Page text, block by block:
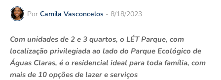
Por Camila Vasconcelos - 8/18/2023
Com unidades de 2 e 3 quartos, o LÉT Parque, com
localização privilegiada ao lado do Parque Ecológico de
Águas Claras, é o residencial ideal para toda família, com
mais de 10 opções de lazer e serviços